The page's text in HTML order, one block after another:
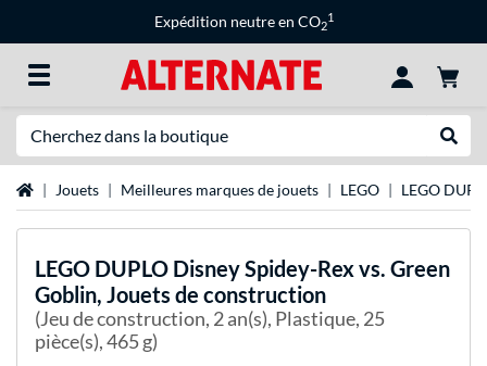
Expédition neutre en CO2
1
Page d'accueil
Jouets Meilleures marques de jouets LEGO LEGO
LEGO DUPLO Disney Spidey-Rex vs. Green
Goblin, Jouets de construction
(Jeu de construction, 2 an(s), Plastique, 25
pièce(s), 465 g)